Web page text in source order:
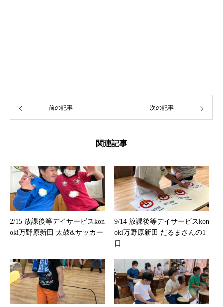
前の記事 次の記事
関連記事
2/15 放課後等デイサービスkon
oki万野原新田 太鼓&サッカー
9/14 放課後等デイサービスkon
oki万野原新田 だるまさんの1
日